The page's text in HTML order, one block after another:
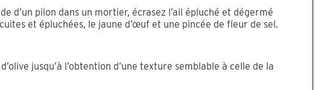
d’un pilon dans un mortier, écrasez l’ail épluché et dégermé
et épluchées, le jaune d’œuf et une pincée de fleur de sel.
jusqu’à l’obtention d’une texture semblable à celle de la